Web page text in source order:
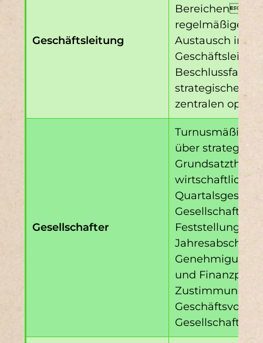
Geschäftsleitung
Bereichen/
regelmäßiger,
Austausch
strategischen
zentralen
Gesellschafter
Turnusmäßige
über
wirtschaftliche
Feststellung der
Genehmigung
und
Zustimmung